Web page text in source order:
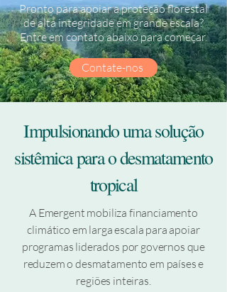
Pronto para apoiar a proteção florestal
de alta integridade em grande escala?
Entre em contato abaixo para começar.
Contate-nos
Impulsionando uma solução
sistêmica para o desmatamento
tropical
A Emergent mobiliza financiamento
climático em larga escala para apoiar
programas liderados por governos que
reduzem o desmatamento em países e
regiões inteiras.